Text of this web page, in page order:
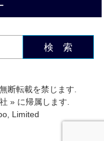
検 索
断転載を禁じます.
» に帰属します.
Limited